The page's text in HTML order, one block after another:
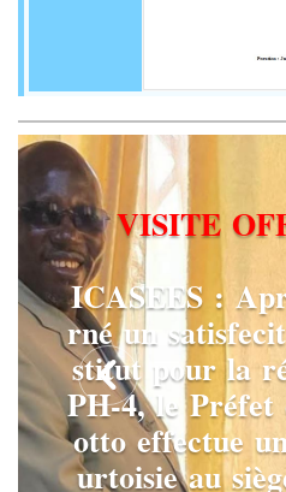
VISITE OF
ICASEES : A
rné un satisfecit
stitut pour la r
PH-4, le Pr éfe t
otto effectue u
urto isie au sièg